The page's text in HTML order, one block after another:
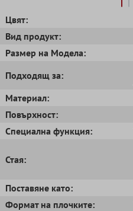
Цвят:
Вид продукт:
Размер на Модела:
Подходящ за:
Mатериал:
Повърхност:
Специална функция:
Стая:
Поставяне като:
Формат на плочките: